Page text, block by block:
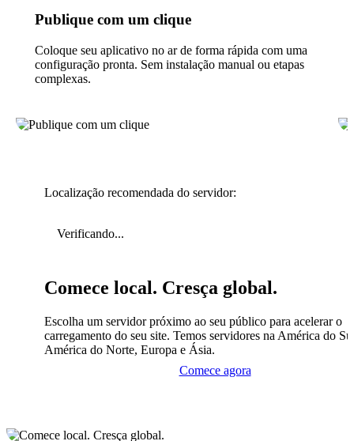
Publique com um clique
Coloque seu aplicativo no ar de forma rápida com uma
configuração pronta. Sem instalação manual ou etapas
complexas.
Localização recomendada do servidor:
Verificando...
Comece local. Cresça global.
Escolha um servidor próximo ao seu público para acelerar o
carregamento do seu site. Temos servidores na América do
América do Norte, Europa e Ásia.
Comece agora